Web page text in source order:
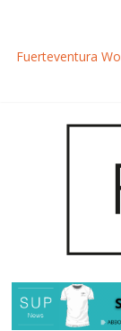
Fuerteventura
riflettori si
Fuerteventura
Gran Canaria
adrenalina a